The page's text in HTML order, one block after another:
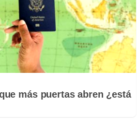
más puertas abren ¿está